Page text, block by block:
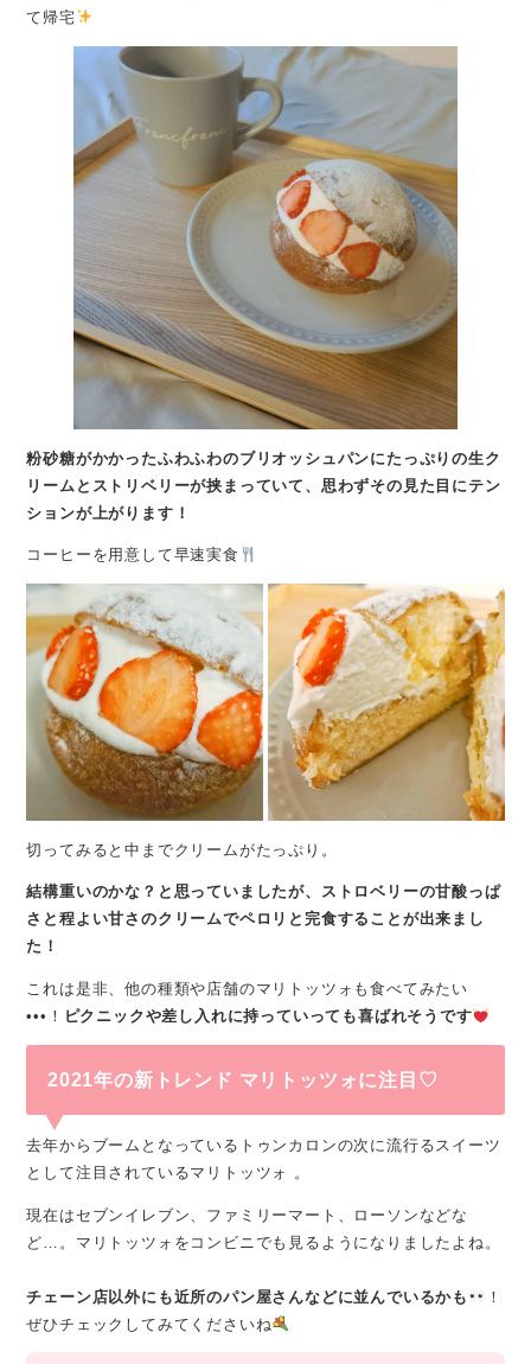
て帰宅
粉砂糖がかかったふわふわのブリオッシュパンにたっぷりの生ク
リームとストリベリーが挟まっていて、思わずその見た目にテン
ションが上がります！
コーヒーを用意して早速実食
切ってみると中までクリームがたっぷり。
結構重いのかな？と思っていましたが、ストロベリーの甘酸っぱ
さと程よい甘さのクリームでペロリと完食することが出来まし
た！
これは是非、他の種類や店舗のマリトッツォも食べてみたい
•••！ ピクニックや差し入れに持っていっても喜ばれそうです
2021年の新トレンド マリトッツォに注目♡
去年からブームとなっているトゥンカロンの次に流行るスイーツ
として注目されているマリトッツォ 。
現在はセブンイレブン、ファミリーマート、ローソンなどな
ど…。マリトッツォをコンビニでも見るようになりましたよね。
チェーン店以外にも近所のパン屋さんなどに並んでいるかも
！
ぜひチェックしてみてくださいね